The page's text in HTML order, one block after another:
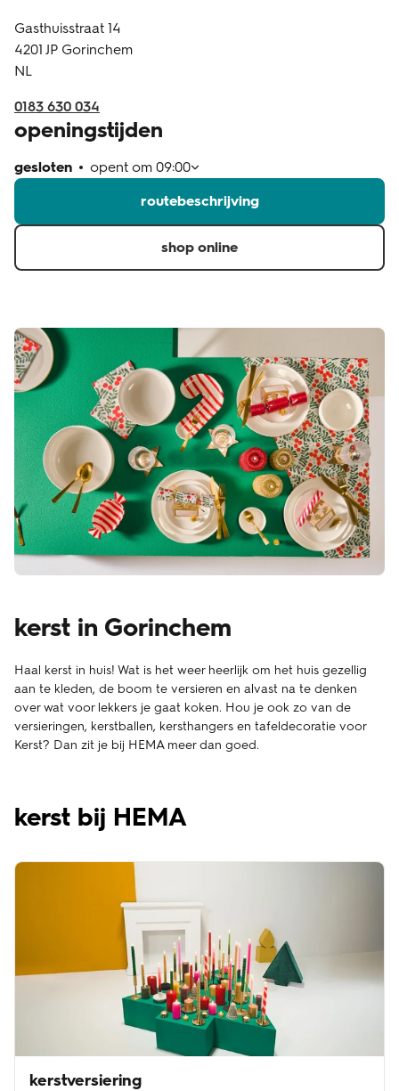
klantenservice
Gasthuisstraat 14
4201 JP Gorinchem
NL
0183 630 034
openingstijden
gesloten opent om 09:00
routebeschrijving
shop online
kerst in Gorinchem
Haal kerst in huis! Wat is het weer heerlijk om het huis gezellig
aan te kleden, de boom te versieren en alvast na te denken
over wat voor lekkers je gaat koken. Hou je ook zo van de
versieringen, kerstballen, kersthangers en tafeldecoratie voor
Kerst? Dan zit je bij HEMA meer dan goed.
kerst bij HEMA
kerstversiering